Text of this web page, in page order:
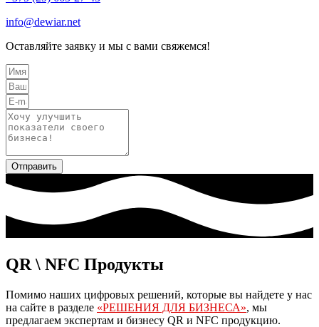
info@dewiar.net
Оставляйте заявку и мы с вами свяжемся!
Отправить
QR \ NFC Продукты
Помимо наших цифровых решений, которые вы найдете у нас
на сайте в разделе «РЕШЕНИЯ ДЛЯ БИЗНЕСА», мы
предлагаем экспертам и бизнесу QR и NFC продукцию.